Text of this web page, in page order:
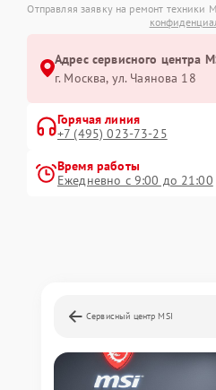
Отправляя заявку на ремонт техники
Адрес сервисного центра
г. Москва, ул. Чаянова 18
Горячая линия
+7 (495) 023-73-25
Время работы
Ежедневно с 9:00 до 21:00
Сервисный центр MSI